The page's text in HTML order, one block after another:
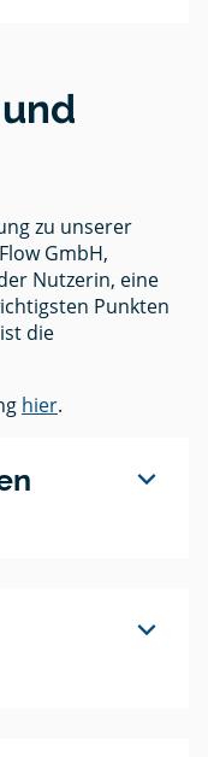
zu unserer
GmbH,
Nutzerin, eine
Punkten
die
hier.
expand_more
expand_more